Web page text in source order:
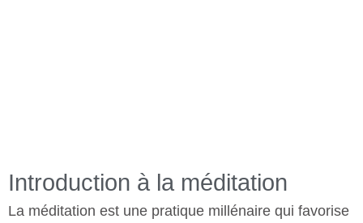
Introduction à la méditation
La méditation est une pratique millénaire qui favorise